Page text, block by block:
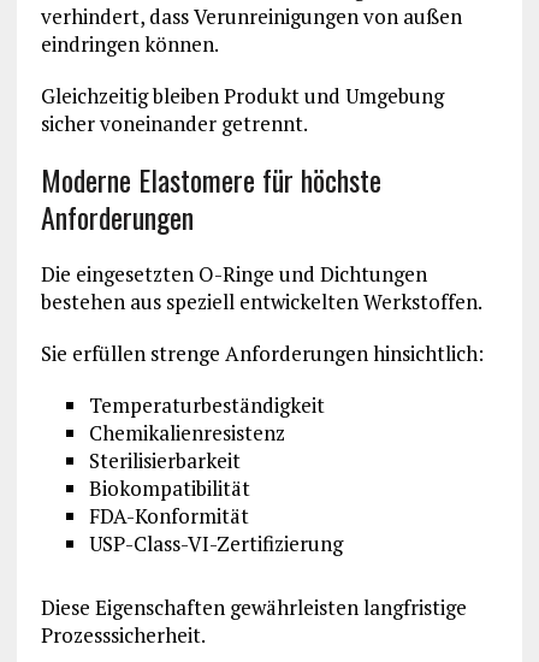
verhindert, dass Verunreinigungen von außen
eindringen können.
Gleichzeitig bleiben Produkt und Umgebung
sicher voneinander getrennt.
Moderne Elastomere für höchste
Anforderungen
Die eingesetzten O-Ringe und Dichtungen
bestehen aus speziell entwickelten Werkstoffen.
Sie erfüllen strenge Anforderungen hinsichtlich:
Temperaturbeständigkeit
Chemikalienresistenz
Sterilisierbarkeit
Biokompatibilität
FDA-Konformität
USP-Class-VI-Zertifizierung
Diese Eigenschaften gewährleisten langfristige
Prozesssicherheit.